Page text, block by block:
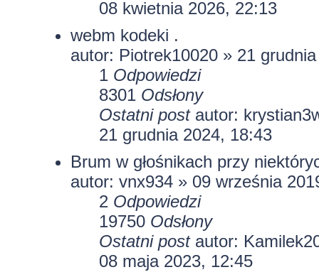
08 kwietnia 2026, 22:13
webm kodeki .
autor: Piotrek10020» 21
1 Odpowiedzi
8301 Odsłony
Ostatni post autor:
21 grudnia 2024, 18:43
Brum w głośnikach przy
autor: vnx934» 09 września
2 Odpowiedzi
19750 Odsłony
Ostatni post autor:
08 maja 2023, 12:45